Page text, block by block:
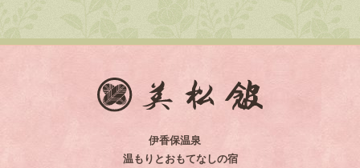
伊香保温泉
温もりとおもてなしの宿